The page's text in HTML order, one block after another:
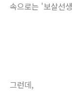
속으로는 '보살선
그런데,